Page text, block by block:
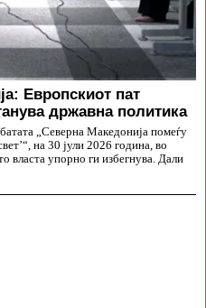
Европскиот пат
државна политика
„Северна Македонија помеѓу
на 30 јули 2026 година, во
власта упорно ги избегнува. Дали